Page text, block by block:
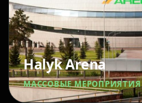
Halyk Arena
МАССОВЫЕ МЕРОПРИЯТИЯ